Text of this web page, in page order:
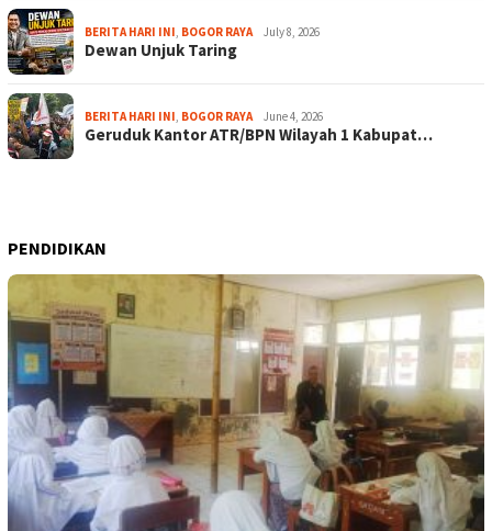
BERITA HARI INI, BOGOR RAYA July 8, 2026
Dewan Unjuk Taring
BERITA HARI INI, BOGOR RAYA June 4, 2026
Geruduk Kantor ATR/BPN Wilayah 1 Kabupat…
PENDIDIKAN